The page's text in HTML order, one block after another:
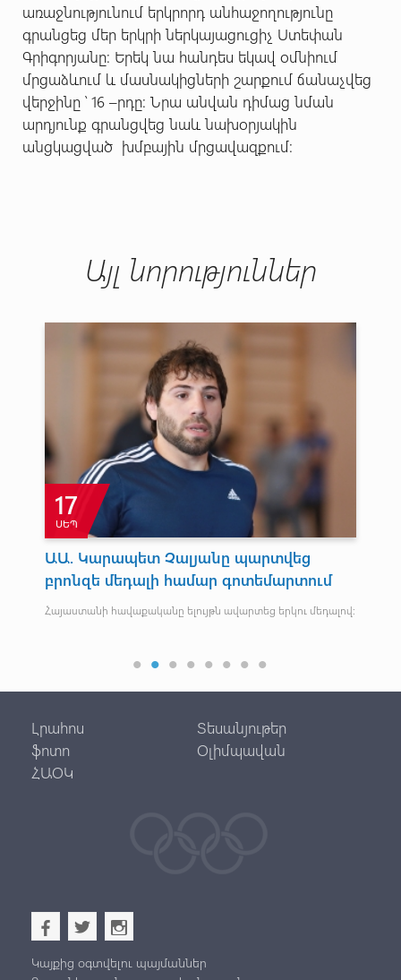
առաջնությունում երկրորդ անհաջողությունը
գրանցեց մեր երկրի ներկայացուցիչ Ստեփան
Գրիգորյանը: Երեկ նա հանդես եկավ օմնիում
մրցաձևում և մասնակիցների շարքում ճանաչվեց
վերջինը ՝ 16 –րդը: Նրա անվան դիմաց նման
արդյունք գրանցվեց նաև նախօրյակին
անցկացված խմբային մրցավազքում:
Այլ նորություններ
17
ՍԵՊ
ԱԱ. Կարապետ Չալյանը պարտվեց
բրոնզե մեդալի համար գոտեմարտում
Հայաստանի հավաքականը ելույթն ավարտեց երկու մեդալով:
Լրահոս
Տեսանյութեր
ֆոտո
Օլիմպավան
ՀԱՕԿ
b a x
Կայքից օգտվելու պայմաններ